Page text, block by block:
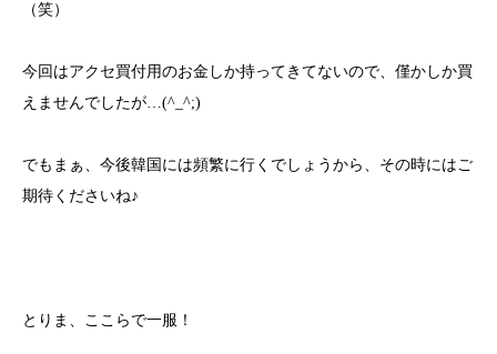
（笑）
今回はアクセ買付用のお金しか持ってきてないので、僅かしか買
えませんでしたが…(^_^;)
でもまぁ、今後韓国には頻繁に行くでしょうから、その時にはご
期待くださいね♪
とりま、ここらで一服！